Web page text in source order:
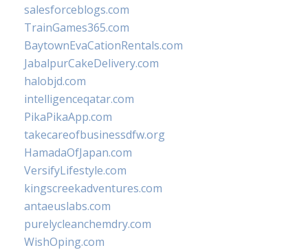
salesforceblogs.com
TrainGames365.com
BaytownEvaCationRentals.com
JabalpurCakeDelivery.com
halobjd.com
intelligenceqatar.com
PikaPikaApp.com
takecareofbusinessdfw.org
HamadaOfJapan.com
VersifyLifestyle.com
kingscreekadventures.com
antaeuslabs.com
purelycleanchemdry.com
WishOping.com